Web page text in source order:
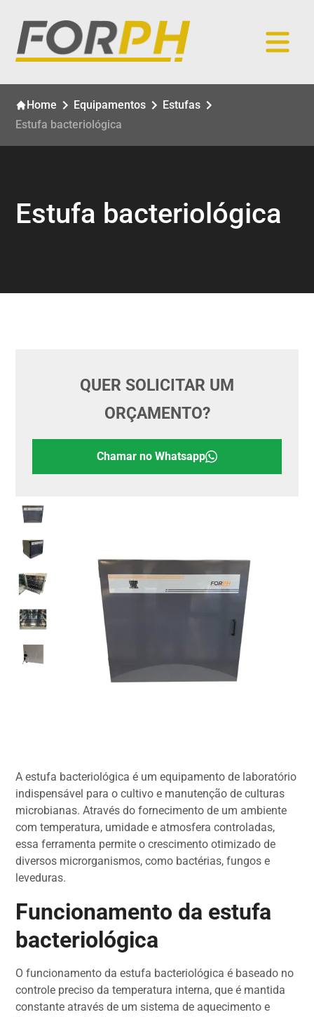
Home Equipamentos
Estufas
Estufa bacteriológica
Estufa bacteriológica
A estufa bacteriológica é um equipamento de laboratório
indispensável para o cultivo e manutenção de culturas
microbianas. Através do fornecimento de um ambiente
com temperatura, umidade e atmosfera controladas,
essa ferramenta permite o crescimento otimizado de
diversos microrganismos, como bactérias, fungos e
leveduras.
Funcionamento da estufa
bacteriológica
O funcionamento da estufa bacteriológica é baseado no
controle preciso da temperatura interna, que é mantida
constante através de um sistema de aquecimento e
QUER SOLICITAR UM
ORÇAMENTO?
Chamar no Whatsapp